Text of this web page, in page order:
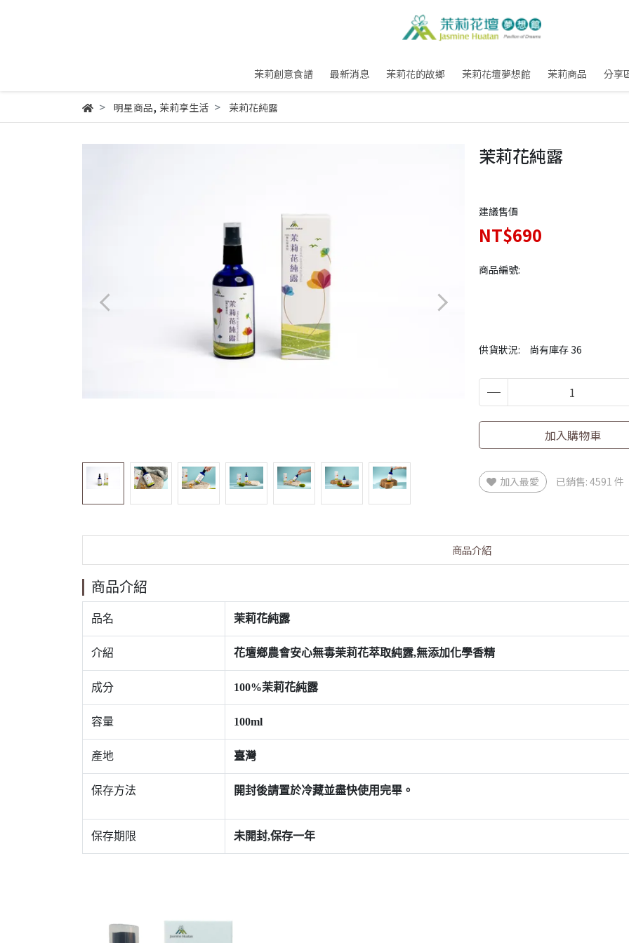
茉莉創意食譜 最新消息 茉莉花的故鄉 茉莉花壇夢想館 茉莉商品 分享
明星商品, 茉莉享生活 茉莉花純露
茉莉花純露
建議售價
NT$690
商品編號:
供貨狀況: 尚有庫存 36
加入購物車
加入最愛 已銷售: 4591 件
商品介紹
商品介紹
品名 茉莉花純露
介紹 花壇鄉農會安心無毒茉莉花萃取純露,無添加化學香精
成分 100%茉莉花純露
容量 100ml
產地 臺灣
保存方法 開封後請置於冷藏並盡快使用完畢。
保存期限 未開封,保存一年